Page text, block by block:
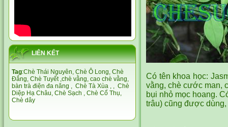
LIÊN KẾT
Tag:Chè Thái Nguyên, Chè Ô Long, Chè
Đắng, Chè Tuyết,chè vằng, cao chè vằng,
bàn trà điện đa năng , Chè Tà Xùa , , Chè
Diệp Hạ Châu, Chè Sạch , Chè Cổ Thụ,
Chè dây
Có tên khoa học:
vằng, chè cước man,
bụi nhỏ mọc hoang.
trâu) cũng được